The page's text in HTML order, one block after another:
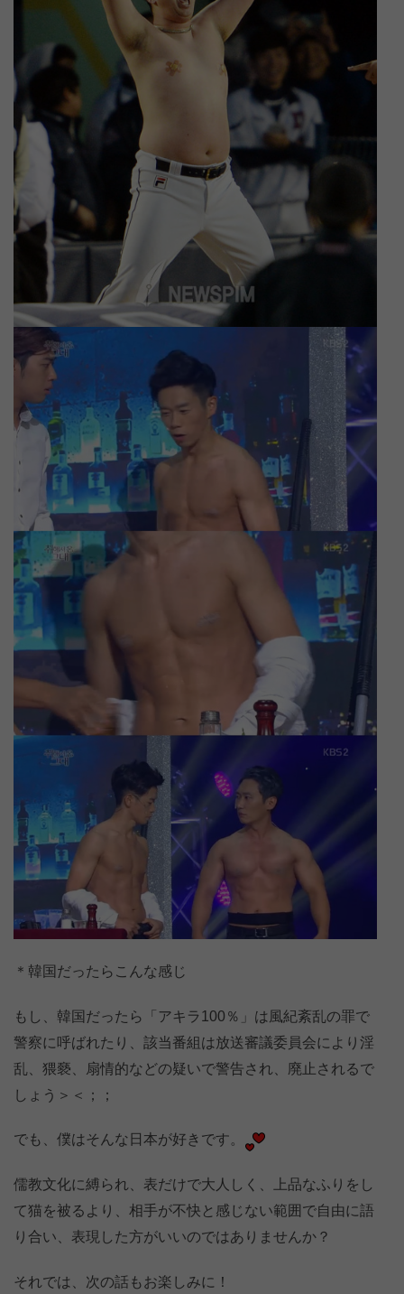
＊韓国だったらこんな感じ
もし、韓国だったら「アキラ100％」は風紀紊乱の罪で
警察に呼ばれたり、該当番組は放送審議委員会により淫
乱、猥褻、扇情的などの疑いで警告され、廃止されるで
しょう＞＜；；
でも、僕はそんな日本が好きです。
儒教文化に縛られ、表だけで大人しく、上品なふりをし
て猫を被るより、相手が不快と感じない範囲で自由に語
り合い、表現した方がいいのではありませんか？
それでは、次の話もお楽しみに！